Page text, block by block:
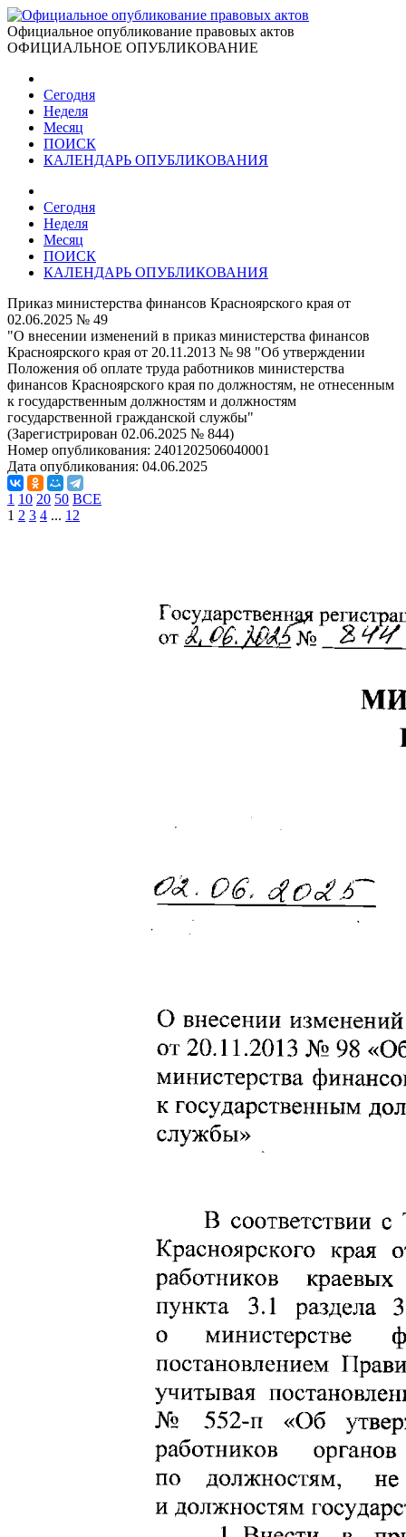
Официальное опубликование правовых актов
ОФИЦИАЛЬНОЕ ОПУБЛИКОВАНИЕ
Сегодня
Неделя
Месяц
ПОИСК
КАЛЕНДАРЬ ОПУБЛИКОВАНИЯ
Сегодня
Неделя
Месяц
ПОИСК
КАЛЕНДАРЬ ОПУБЛИКОВАНИЯ
Приказ министерства финансов Красноярского края от
02.06.2025 № 49
"О внесении изменений в приказ министерства финансов
Красноярского края от 20.11.2013 № 98 "Об утверждении
Положения об оплате труда работников министерства
финансов Красноярского края по должностям, не отнесенным
к государственным должностям и должностям
государственной гражданской службы"
(Зарегистрирован 02.06.2025 № 844)
Номер опубликования: 2401202506040001
Дата опубликования: 04.06.2025
1 10 20 50 ВСЕ
1 2 3 4 ... 12